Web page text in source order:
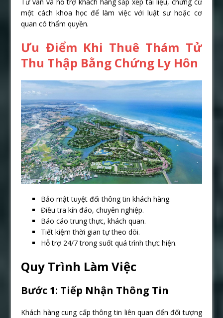
một cách khoa học để làm việc với luật sư hoặc cơ
quan có thẩm quyền.
Ưu Điểm Khi Thuê Thám Tử
Thu Thập Bằng Chứng Ly Hôn
Bảo mật tuyệt đối thông tin khách hàng.
Điều tra kín đáo, chuyên nghiệp.
Báo cáo trung thực, khách quan.
Tiết kiệm thời gian tự theo dõi.
Hỗ trợ 24/7 trong suốt quá trình thực hiện.
Quy Trình Làm Việc
Bước 1: Tiếp Nhận Thông Tin
Khách hàng cung cấp thông tin liên quan đến đối tượng